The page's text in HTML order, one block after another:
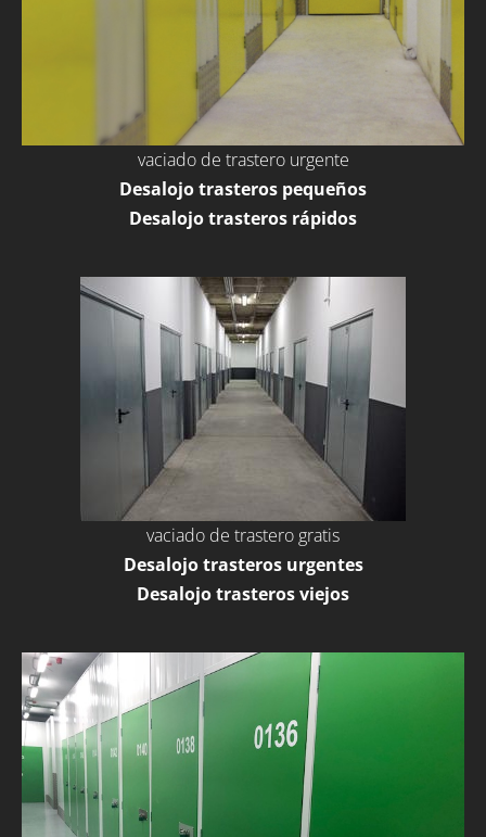
vaciado de trastero urgente
Desalojo trasteros pequeños
Desalojo trasteros rápidos
vaciado de trastero gratis
Desalojo trasteros urgentes
Desalojo trasteros viejos